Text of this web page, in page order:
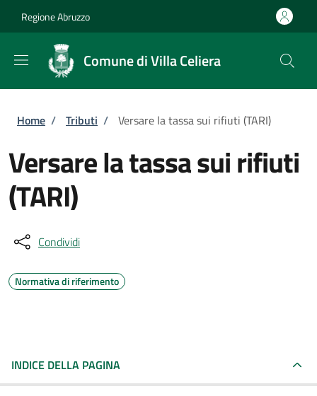
Regione Abruzzo
Comune di Villa Celiera
Briciole di pane
Home / Tributi / Versare la tassa sui rifiuti (TARI)
Versare la tassa sui rifiuti
(TARI)
Condividi
Normativa di riferimento
INDICE DELLA PAGINA